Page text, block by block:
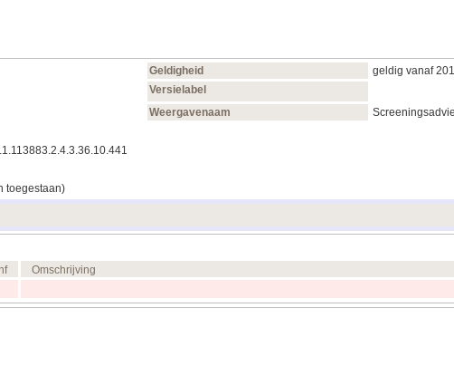
Geldigheid
geldig vanaf
Versielabel
Weergavenaam
toegestaan)
Omschrijving